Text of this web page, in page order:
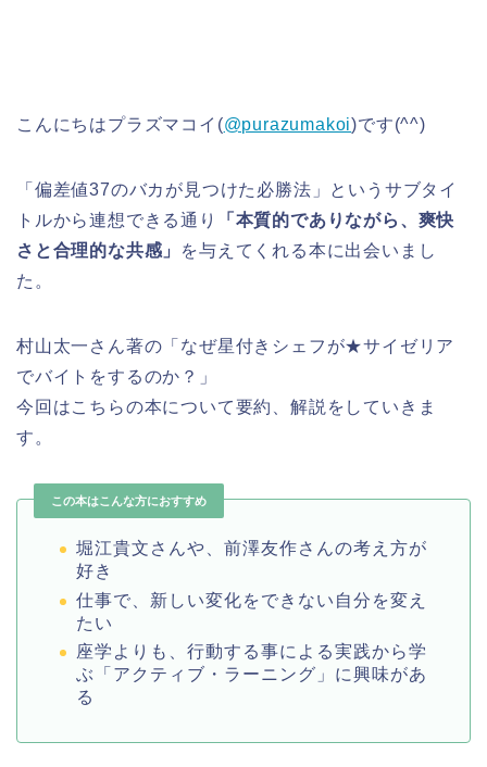
こんにちはプラズマコイ(@purazumakoi)です(^^)
「偏差値37のバカが見つけた必勝法」というサブタイ
トルから連想できる通り
「本質的でありながら、爽快
さと合理的な共感」
を与えてくれる本に出会いまし
た。
村山太一さん著の「なぜ星付きシェフが★サイゼリア
でバイトをするのか？」
今回はこちらの本について要約、解説をしていきま
す。
この本はこんな方におすすめ
堀江貴文さんや、前澤友作さんの考え方が
好き
仕事で、新しい変化をできない自分を変え
たい
座学よりも、行動する事による実践から学
ぶ「アクティブ・ラーニング」に興味があ
る